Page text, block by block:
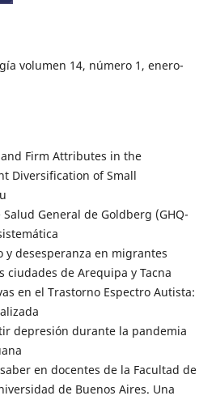
volumen 14, número 1, enero-
Firm Attributes in the
Diversification of Small
General de Goldberg (GHQ-
y desesperanza en migrantes
ciudades de Arequipa y Tacna
en el Trastorno Espectro Autista:
depresión durante la pandemia
en docentes de la Facultad de
de Buenos Aires. Una